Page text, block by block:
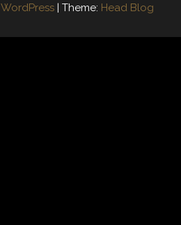
WordPress | Theme: Head Blog